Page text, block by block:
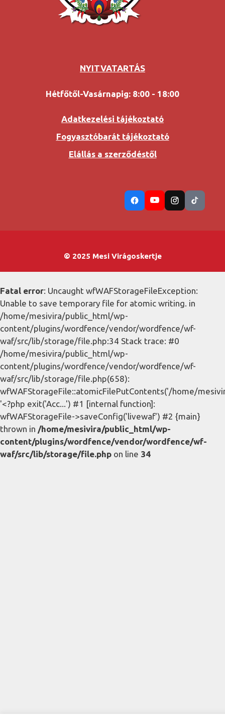
NYITVATARTÁS
Hétfőtől-Vasárnapig: 8:00 - 18:00
Adatkezelési tájékoztató
Fogyasztóbarát tájékoztató
Elállás a szerződéstől
© 2025 Mesi Virágoskertje
Fatal error: Uncaught wfWAFStorageFileException:
Unable to save temporary file for atomic writing. in
/home/mesivira/public_html/wp-
content/plugins/wordfence/vendor/wordfence/wf-
waf/src/lib/storage/file.php:34 Stack trace: #0
/home/mesivira/public_html/wp-
content/plugins/wordfence/vendor/wordfence/wf-
waf/src/lib/storage/file.php(658):
wfWAFStorageFile::atomicFilePutContents('/home/
'<?php exit('Acc...') #1 [internal function]:
wfWAFStorageFile->saveConfig('livewaf') #2 {main}
thrown in /home/mesivira/public_html/wp-
content/plugins/wordfence/vendor/wordfence/wf-
waf/src/lib/storage/file.php on line 34